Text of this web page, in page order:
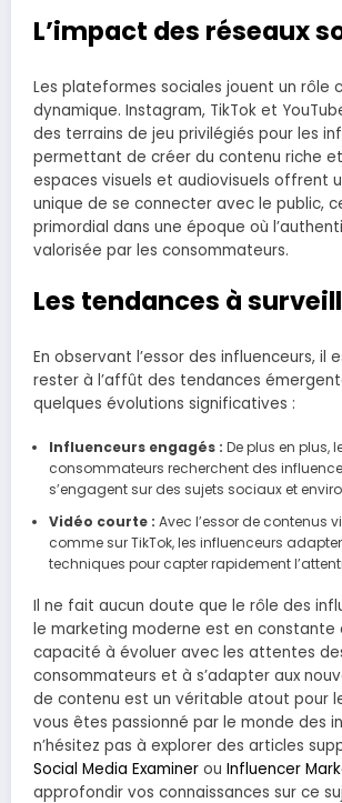
L’impact des réseaux
Les plateformes sociales jouent un rôle
dynamique. Instagram, TikTok et
des terrains de jeu privilégiés pour les
permettant de créer du contenu riche
espaces visuels et audiovisuels offrent
unique de se connecter avec le public,
primordial dans une époque où
valorisée par les consommateurs.
Les tendances à
En observant l’essor des influenceurs, il
rester à l’affût des tendances
quelques évolutions significatives :
Influenceurs engagés : De plus en plus,
consommateurs recherchent des
s’engagent sur des sujets sociaux et
Vidéo courte : Avec l’essor de contenus
comme sur TikTok, les influenceurs
techniques pour capter rapidement
Il ne fait aucun doute que le rôle des
le marketing moderne est en constante
capacité à évoluer avec les attentes
consommateurs et à s’adapter aux
de contenu est un véritable atout pour
vous êtes passionné par le monde des
n’hésitez pas à explorer des articles
Social Media Examiner ou Influencer
approfondir vos connaissances sur ce